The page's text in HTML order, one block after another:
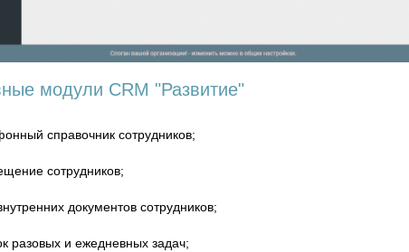
модули CRM "Развитие"
справочник сотрудников;
сотрудников;
документов сотрудников;
разовых и ежедневных задач;